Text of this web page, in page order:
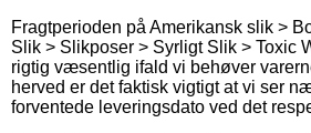
Fragtperioden på Amerikansk slik >
Slik > Slikposer > Syrligt Slik > Toxic
rigtig væsentlig ifald vi behøver
herved er det faktisk vigtigt at vi ser
forventede leveringsdato ved det